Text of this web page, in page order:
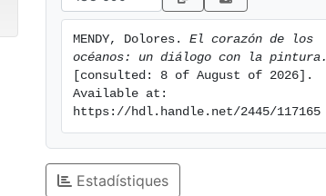
MENDY, Dolores. El corazón de los
océanos: un diálogo con la pintura.
[consulted: 8 of August of 2026].
Available at:
https://hdl.handle.net/2445/117165
Estadístiques